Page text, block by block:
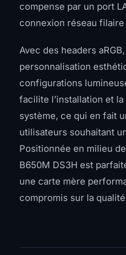
compense par un port
connexion réseau
Avec des headers
personnalisation
configurations
facilite l’installation et
système, ce qui en fait
utilisateurs souhaitant
Positionnée en milieu
B650M DS3H est
une carte mère
compromis sur la